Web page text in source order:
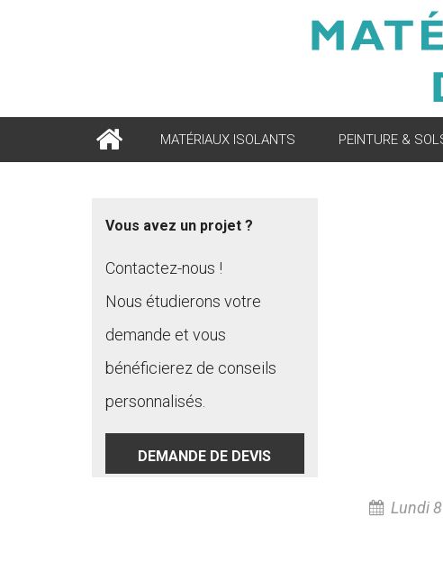
MATÉRIAUX ISOLANTS PEINTURE &
Vous avez un projet ?
Contactez-nous !
Nous étudierons votre
demande et vous
bénéficierez de conseils
personnalisés.
DEMANDE DE DEVIS
Lundi